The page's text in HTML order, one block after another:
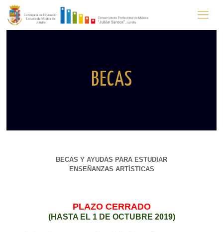
BECAS
BECAS Y AYUDAS PARA ESTUDIAR
ENSEÑANZAS ARTÍSTICAS
PLAZO CERRADO
(HASTA EL 1 DE OCTUBRE 2019)